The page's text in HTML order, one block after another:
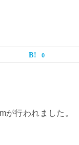
0
が行われました。